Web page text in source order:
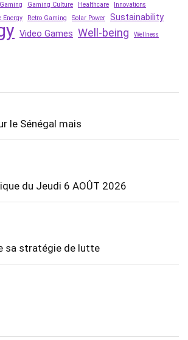
Gaming Gaming Culture Healthcare
Innovations
Energy Retro Gaming Solar Power Sustainability
Video Games Well-being Wellness
le Sénégal mais
du Jeudi 6 AOÛT 2026
sa stratégie de lutte